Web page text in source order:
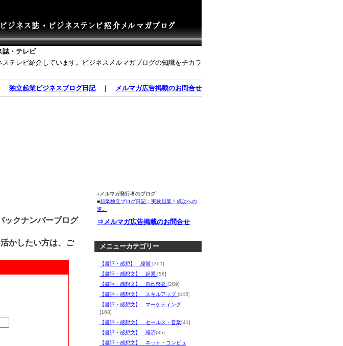
誌・テレビ
テレビ紹介しています。ビジネスメルマガブログの知識をチカラ
独立起業ビジネスブログ日記｜ メルマガ広告掲載のお問合せ
↓メルマガ発行者のブログ
■起業独立ブログ日記：実践起業！成功への
道。
⇒メルマガ広告掲載のお問合せ
メニューカテゴリー
【書評・感想】 経営 [301]
【書評・感想文】 起業 [56]
【書評・感想文】 自己啓発 [289]
【書評・感想文】 スキルアップ[445]
【書評・感想文】 マーケティング
[168]
【書評・感想文】 セールス・営業[41]
【書評・感想文】 経済[35]
【書評・感想文】 ネット・コンピュ
ックナンバーブログ
かしたい方は、ご